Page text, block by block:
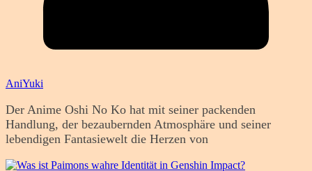
AniYuki
Der Anime Oshi No Ko hat mit seiner packenden
Handlung, der bezaubernden Atmosphäre und seiner
lebendigen Fantasiewelt die Herzen von